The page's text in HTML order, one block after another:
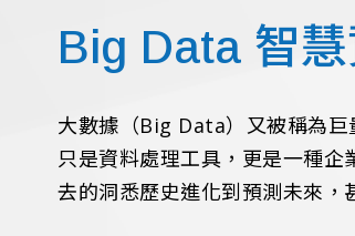
Big Data 智
大數據（Big Data）又被稱為
只是資料處理工具，更是一種
去的洞悉歷史進化到預測未來，